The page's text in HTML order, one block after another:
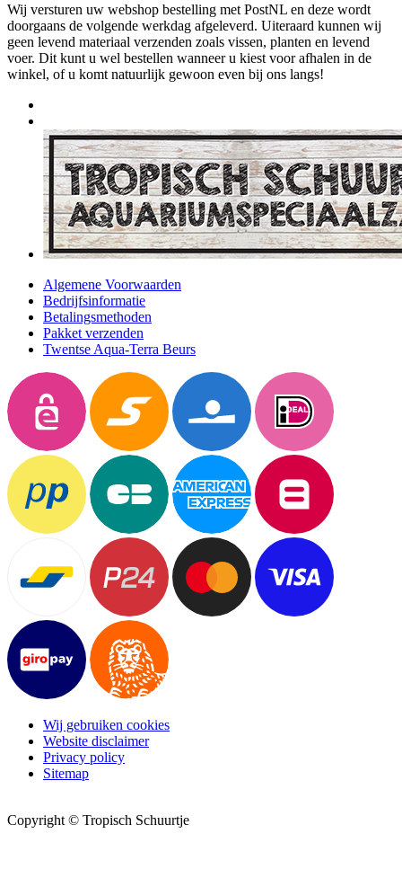
Wij versturen uw webshop bestelling met PostNL en deze wordt
doorgaans de volgende werkdag afgeleverd. Uiteraard kunnen wij
geen levend materiaal verzenden zoals vissen, planten en levend
voer. Dit kunt u wel bestellen wanneer u kiest voor afhalen in de
winkel, of u komt natuurlijk gewoon even bij ons langs!
Algemene Voorwaarden
Bedrijfsinformatie
Betalingsmethoden
Pakket verzenden
Twentse Aqua-Terra Beurs
Wij gebruiken cookies
Website disclaimer
Privacy policy
Sitemap
Copyright © Tropisch Schuurtje